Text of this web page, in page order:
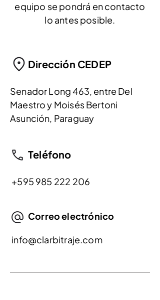
equipo se pondrá en contacto
lo antes posible.
Dirección CEDEP
Senador Long 463, entre Del
Maestro y Moisés Bertoni
Asunción, Paraguay
Teléfono
+595 985 222 206
Correo electrónico
info@clarbitraje.com